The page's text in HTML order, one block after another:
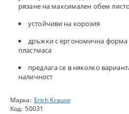
рязане на максимален обем
устойчиви на корозия
дръжки с ергономична форма
пластмаса
предлага се в няколко
наличност
Марка: Erich Krause
Код: 50031